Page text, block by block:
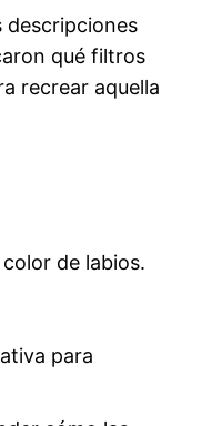
descripciones
qué filtros
recrear aquella
de labios.
para